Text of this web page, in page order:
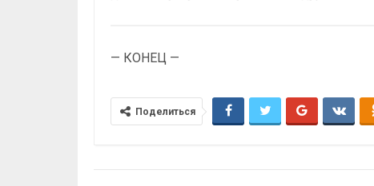
— КОНЕЦ —
Поделиться